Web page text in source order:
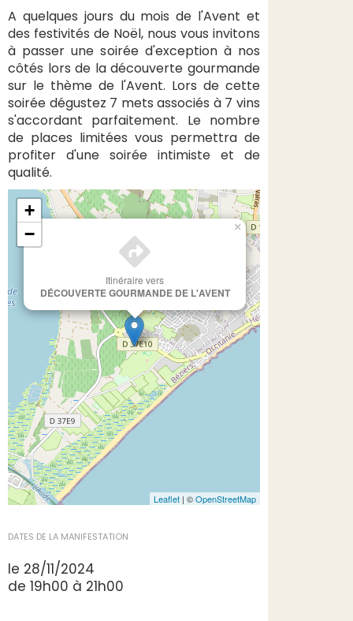
A quelques jours du mois de l'Avent et
des festivités de Noël, nous vous invitons
à passer une soirée d'exception à nos
côtés lors de la découverte gourmande
sur le thème de l'Avent. Lors de cette
soirée dégustez 7 mets associés à 7 vins
s'accordant parfaitement. Le nombre
de places limitées vous permettra de
profiter d'une soirée intimiste et de
qualité.
Itinéraire vers
DÉCOUVERTE GOURMANDE DE L'AVENT
×
+
−
Leaflet | ©OpenStreetMap
DATES DE LA MANIFESTATION
le 28/11/2024
de 19h00 à 21h00